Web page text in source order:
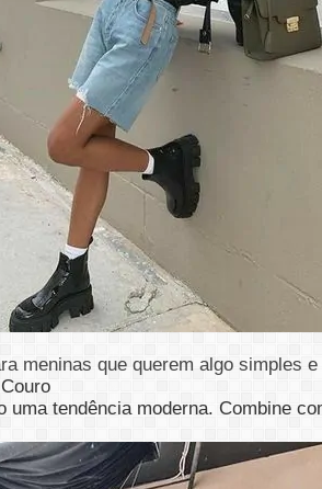
meninas que querem algo simples
uma tendência moderna. Combine